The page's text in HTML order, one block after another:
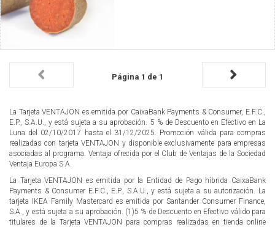
Página 1 de 1
La Tarjeta VENTAJON es emitida por CaixaBank Payments & Consumer, E.F.C.,
E.P., S.A.U., y está sujeta a su aprobación. 5 % de Descuento en Efectivo en La
Luna del 02/10/2017 hasta el 31/12/2025. Promoción válida para compras
realizadas con tarjeta VENTAJON y disponible exclusivamente para empresas
asociadas al programa. Ventaja ofrecida por el Club de Ventajas de la Sociedad
Ventaja Europa S.A.
La Tarjeta VENTAJON es emitida por la Entidad de Pago híbrida CaixaBank
Payments & Consumer E.F.C., E.P., S.A.U., y está sujeta a su autorización. La
tarjeta IKEA Family Mastercard es emitida por Santander Consumer Finance,
S.A., y está sujeta a su aprobación. (1)5 % de Descuento en Efectivo válido para
titulares de la Tarjeta VENTAJON para compras realizadas en tienda online